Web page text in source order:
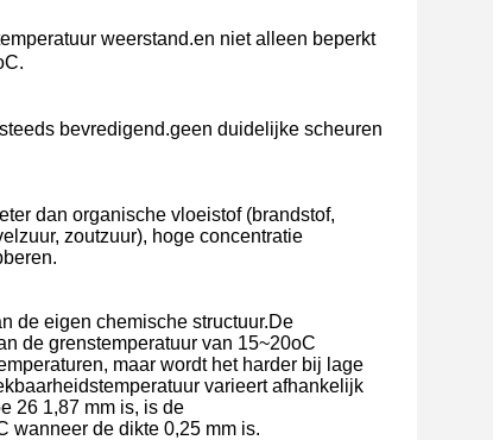
weerstand.en niet alleen beperkt
bevredigend.geen duidelijke scheuren
dan organische vloeistof (brandstof,
zoutzuur), hoge concentratie
de eigen chemische structuur.De
de grenstemperatuur van 15~20oC
maar wordt het harder bij lage
varieert afhankelijk
26 1,87 mm is, is de
wanneer de dikte 0,25 mm is.